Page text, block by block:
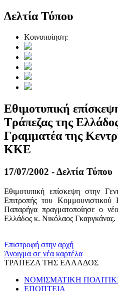
Δελτία Τύπου
Κοινοποίηση:
Εθιμοτυπική
Τράπεζας της
Γραμματέα της
ΚΚΕ
17/07/2002 - Δελτία Τύπου
Εθιμοτυπική επίσκεψη στην
Επιτροπής του
Παπαρήγα πραγματοποίησε ο
Ελλάδος κ. Νικόλαος Γκαργκάνας.
Επιστροφή στην αρχή
Άνοιγμα σε νέα καρτέλα
ΤΡΑΠΕΖΑ ΤΗΣ ΕΛΛΑΔΟΣ
ΝΟΜΙΣΜΑΤΙΚΗ
ΕΠΟΠΤΕΙΑ